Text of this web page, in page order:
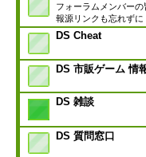
フォーラムメンバー
報源リンクも忘れずに
DS Cheat
DS 市販ゲーム 情
DS 雑談
DS 質問窓口